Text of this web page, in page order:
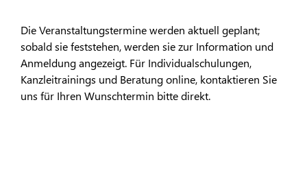
Die Veranstaltungstermine werden aktuell geplant;
sobald sie feststehen, werden sie zur Information und
Anmeldung angezeigt. Für Individualschulungen,
Kanzleitrainings und Beratung online, kontaktieren Sie
uns für Ihren Wunschtermin bitte direkt.